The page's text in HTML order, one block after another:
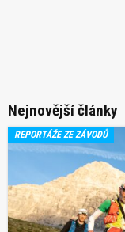
Nejnovější články
REPORTÁŽE ZE ZÁVODŮ